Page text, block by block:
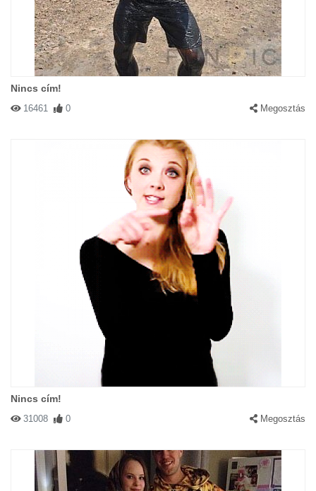
Nincs cím!
16461 0 Megosztás
Nincs cím!
31008 0 Megosztás